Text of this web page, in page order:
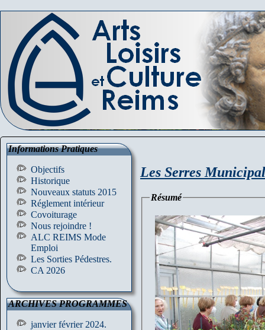
Informations Pratiques
Objectifs
Historique
Nouveaux statuts 2015
Réglement intérieur
Covoiturage
Nous rejoindre !
ALC REIMS Mode
Emploi
Les Sorties Pédestres.
CA 2026
ARCHIVES PROGRAMMES
janvier février 2024.
Les Serres
Résumé